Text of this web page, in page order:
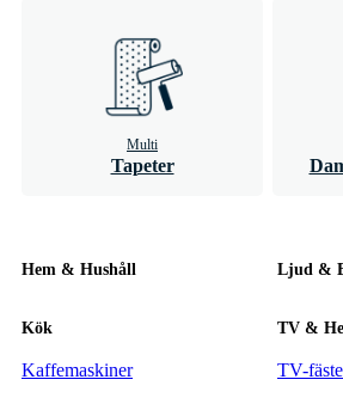
Multi
Tapeter
Hem & Hushåll
Kök
Kaffemaskiner
Ljud &
TV &
TV-